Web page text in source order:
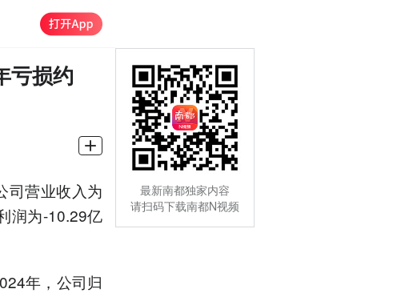
亏损约
司营业收入为
润为-10.29亿
年，公司归
最新南都独家内容
请扫码下载南都N视频